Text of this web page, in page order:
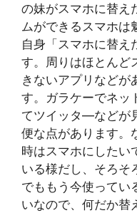
の妹がスマホに替え
ムができるスマホは
自身「スマホに替え
す。周りはほとんど
きないアプリなどが
す。ガラケーでネッ
てツイッタ―などが
便な点があります。
時はスマホにしたい
いる様だし、そろそ
でももう今使ってい
いなので、何だか替